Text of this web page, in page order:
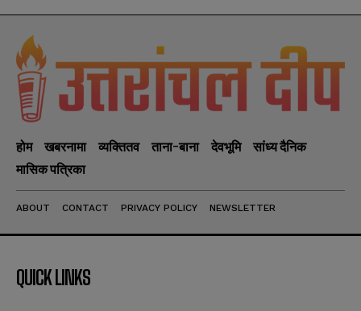
होम खबरनामा व्यक्तितव ताना-बाना देवभूमि
सांध्य दैनिक
मासिक पत्रिका
ABOUT CONTACT PRIVACY POLICY NEWSLETTER
QUICK LINKS